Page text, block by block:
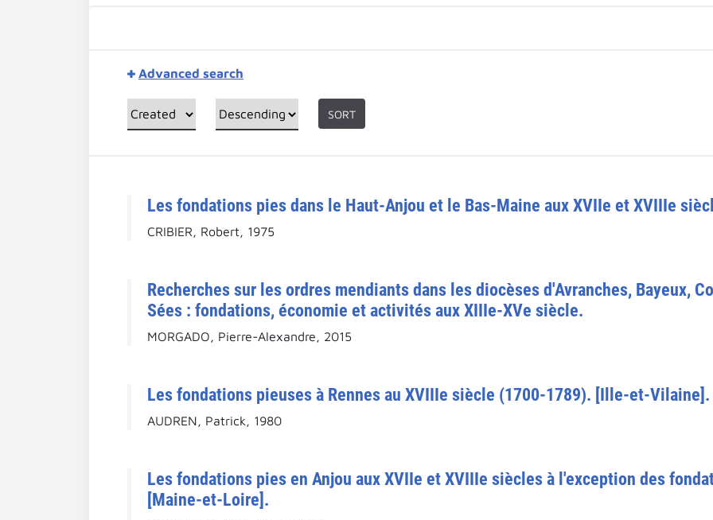
Advanced search
SORT
Les fondations pies dans le Haut-Anjou et le Bas-Maine aux XVIIe et XVIIIe
CRIBIER, Robert, 1975
Recherches sur les ordres mendiants dans les diocèses d'Avranches, Bayeux,
Sées : fondations, économie et activités aux XIIIe-XVe siècle.
MORGADO, Pierre-Alexandre, 2015
Les fondations pieuses à Rennes au XVIIIe siècle (1700-1789). [Ille-et-Vilaine].
AUDREN, Patrick, 1980
Les fondations pies en Anjou aux XVIIe et XVIIIe siècles à l'exception des
[Maine-et-Loire].